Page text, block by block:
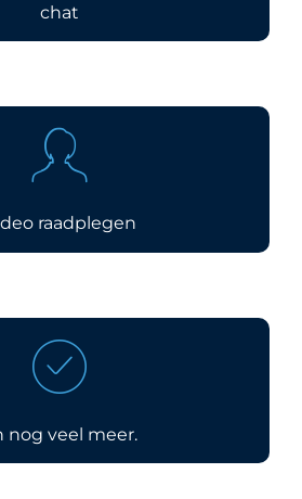
chat
raadplegen
nog veel meer.